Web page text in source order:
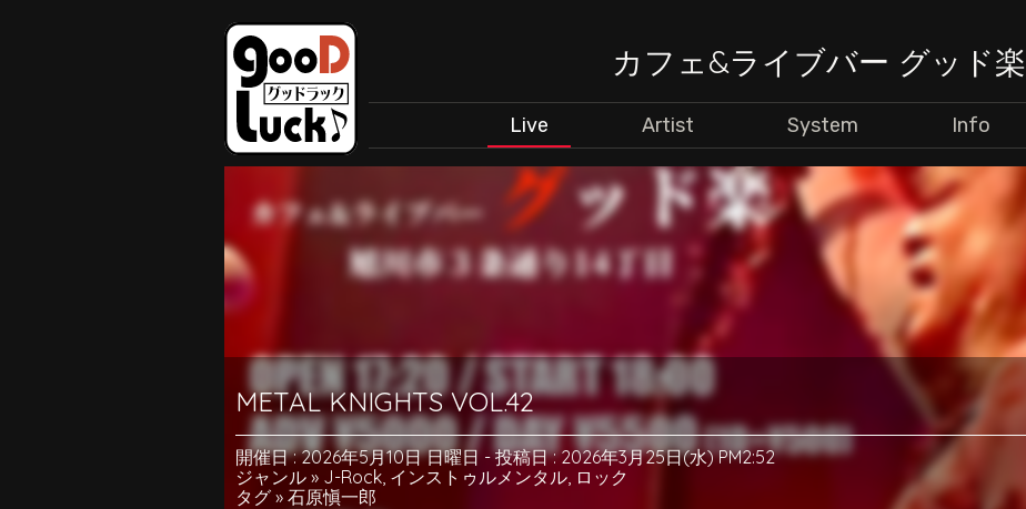
カフェ&ライブバー グッド楽
Live Artist System Info
METAL KNIGHTS VOL.42
開催日 : 2026年5月10日 日曜日 -投稿日 : 2026年3月25日(水) PM2:52
ジャンル » J-Rock, インストゥルメンタル, ロック
タグ » 石原愼一郎